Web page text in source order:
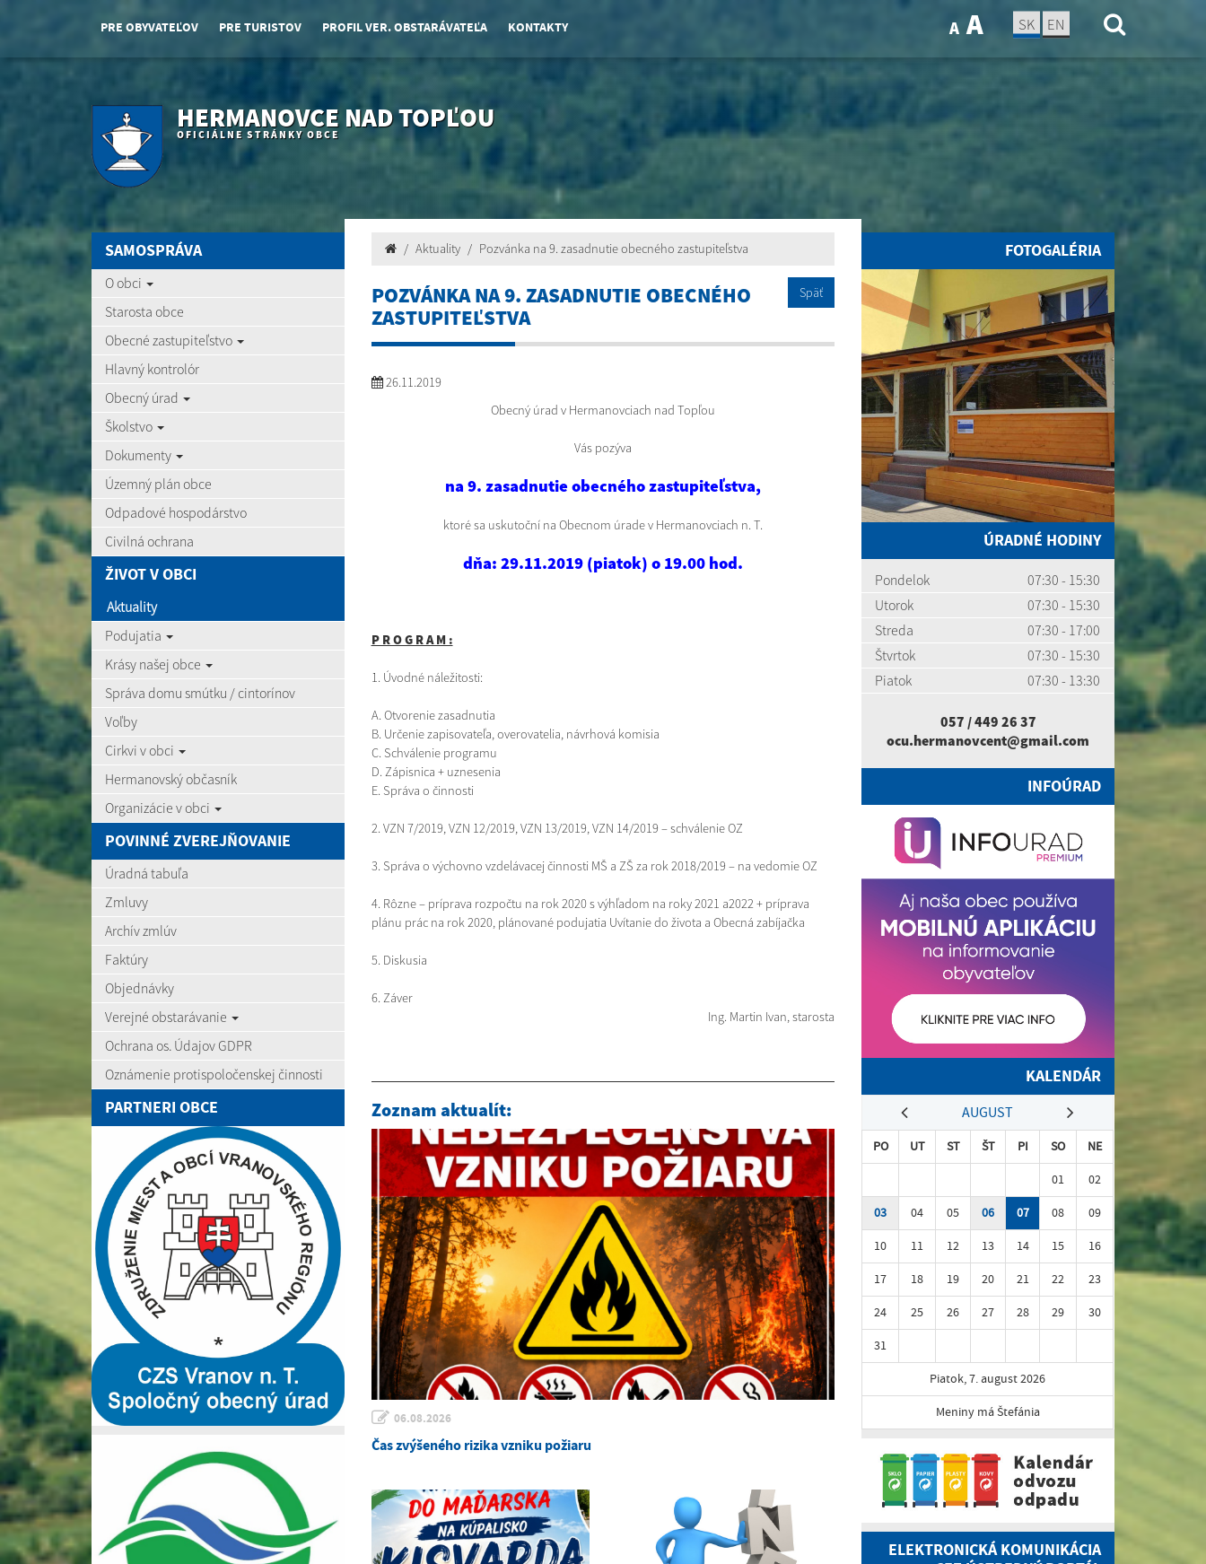
PRE OBYVATEĽOV PRE TURISTOV PROFIL VER. OBSTARÁVATEĽA KONTAKTY A A SK EN
HERMANOVCE NAD TOPĽOU
OFICIÁLNE STRÁNKY OBCE
SAMOSPRÁVA
O obci
Starosta obce
Obecné zastupiteľstvo
Hlavný kontrolór
Obecný úrad
Školstvo
Dokumenty
Územný plán obce
Odpadové hospodárstvo
Civilná ochrana
ŽIVOT V OBCI
Aktuality
Podujatia
Krásy našej obce
Správa domu smútku / cintorínov
Voľby
Cirkvi v obci
Hermanovský občasník
Organizácie v obci
POVINNÉ ZVEREJŇOVANIE
Úradná tabuľa
Zmluvy
Archív zmlúv
Faktúry
Objednávky
Verejné obstarávanie
Ochrana os. Údajov GDPR
Oznámenie protispoločenskej činnosti
PARTNERI OBCE
Aktuality Pozvánka na 9. zasadnutie obecného zastupiteľstva
POZVÁNKA NA 9. ZASADNUTIE OBECNÉHO
ZASTUPITEĽSTVA
Späť
26.11.2019
Obecný úrad v Hermanovciach nad Topľou
Vás pozýva
na 9. zasadnutie obecného zastupiteľstva,
ktoré sa uskutoční na Obecnom úrade v Hermanovciach n. T.
dňa: 29.11.2019 (piatok) o 19.00 hod.
P R O G R A M :
1. Úvodné náležitosti:
A. Otvorenie zasadnutia
B. Určenie zapisovateľa, overovatelia, návrhová komisia
C. Schválenie programu
D. Zápisnica + uznesenia
E. Správa o činnosti
2. VZN 7/2019, VZN 12/2019, VZN 13/2019, VZN 14/2019 – schválenie OZ
3. Správa o výchovno vzdelávacej činnosti MŠ a ZŠ za rok 2018/2019 – na vedomie OZ
4. Rôzne – príprava rozpočtu na rok 2020 s výhľadom na roky 2021 a2022 + príprava
plánu prác na rok 2020, plánované podujatia Uvítanie do života a Obecná zabíjačka
5. Diskusia
6. Záver
Ing. Martin Ivan, starosta
Zoznam aktualít:
06.08.2026
Čas zvýšeného rizika vzniku požiaru
FOTOGALÉRIA
ÚRADNÉ HODINY
Pondelok
07:30 - 15:30
Utorok
07:30 - 15:30
Streda
07:30 - 17:00
Štvrtok
07:30 - 15:30
Piatok
07:30 - 13:30
057 / 449 26 37
ocu.hermanovcent@gmail.com
INFOÚRAD
KALENDÁR
AUGUST
PO UT ST ŠT PI SO
NE
01
02
03
04 05 06 07 08
09
10
11 12 13 14 15
16
17
18 19 20 21 22
23
24
25 26 27 28 29
30
31
Piatok, 7. august 2026
Meniny má Štefánia
ELEKTRONICKÁ KOMUNIKÁCIA